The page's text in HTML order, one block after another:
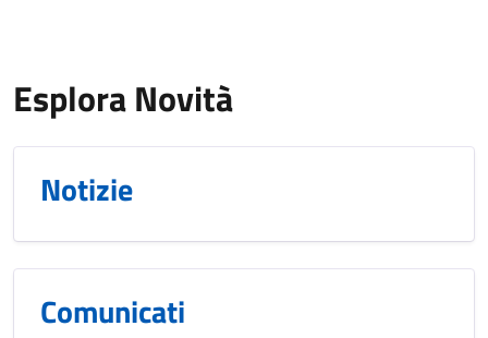
Esplora Novità
Notizie
Comunicati